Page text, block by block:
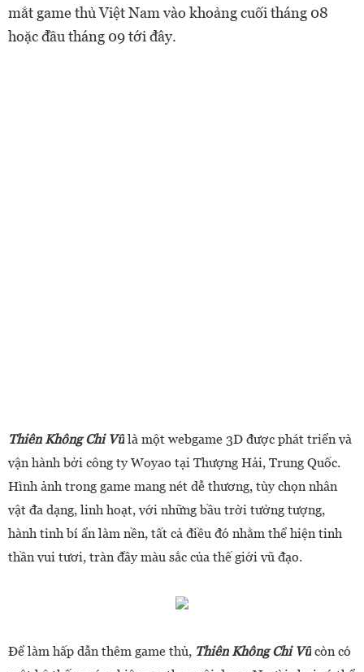
mắt game thủ Việt Nam vào khoảng cuối tháng 08
hoặc đầu tháng 09 tới đây.
Thiên Không Chi Vũ là một webgame 3D được phát triển và
vận hành bởi công ty Woyao tại Thượng Hải, Trung Quốc.
Hình ảnh trong game mang nét dễ thương, tùy chọn nhân
vật đa dạng, linh hoạt, với những bầu trời tưởng tượng,
hành tinh bí ẩn làm nền, tất cả điều đó nhằm thể hiện tinh
thần vui tươi, tràn đầy màu sắc của thế giới vũ đạo.
Để làm hấp dẫn thêm game thủ, Thiên Không Chi Vũ còn có